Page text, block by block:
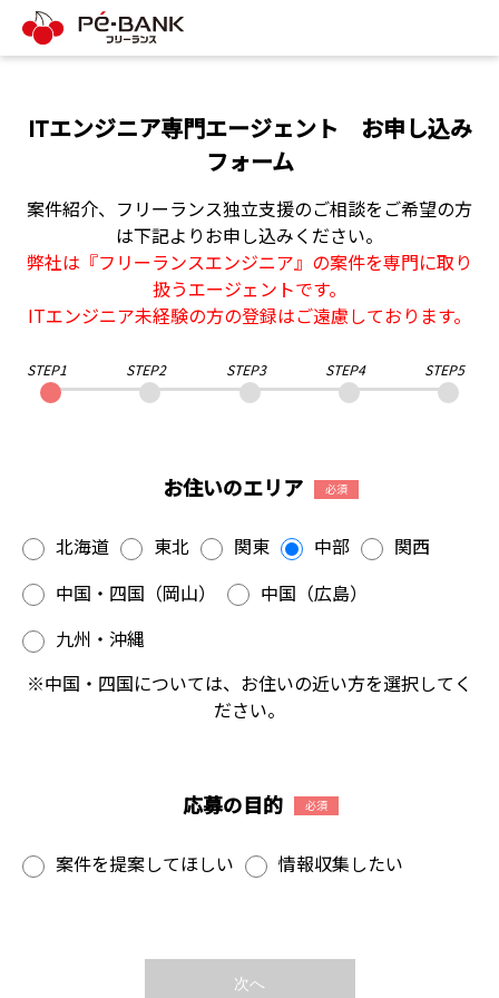
ITエンジニア専門エージェント お申し込み
フォーム
案件紹介、フリーランス独立支援のご相談をご希望の方
は下記よりお申し込みください。
弊社は『フリーランスエンジニア』の案件を専門に取り
扱うエージェントです。
ITエンジニア未経験の方の登録はご遠慮しております。
STEP1 STEP2 STEP3 STEP4 STEP5
お住いのエリア 必須
北海道 東北 関東 中部
関西
中国・四国（岡山）
中国（広島）
九州・沖縄
※中国・四国については、お住いの近い方を選択してく
ださい。
応募の目的 必須
案件を提案してほしい 情報収集したい